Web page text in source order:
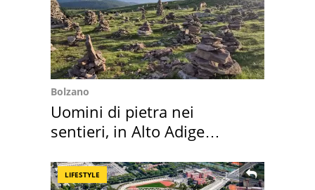
Bolzano
Uomini di pietra nei
sentieri, in Alto Adige
LIFESTYLE